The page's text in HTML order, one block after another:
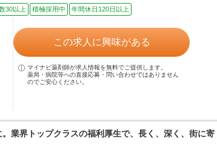
30以上 積極採用中 年間休日120日以上
この求人に興味がある
マイナビ薬剤師が求人情報を無料でご提供します。
薬局・病院等への直接応募・問い合わせではありません
のでご安心ください。
業界トップクラスの福利厚生で、長く、深く、街に寄